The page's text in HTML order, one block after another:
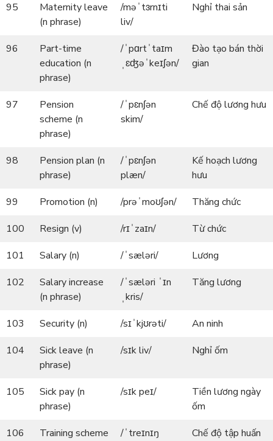
95
Maternity leave
(n phrase)
/məˈtɜrnɪti
liv/
Nghỉ thai sản
96
Part-time
education (n
phrase)
/ˈpɑrtˈtaɪm
ˌɛʤəˈkeɪʃən/
Đào tạo bán thời
gian
97
Pension
scheme (n
phrase)
/ˈpɛnʃən
skim/
Chế độ lương hưu
98
Pension plan (n
phrase)
/ˈpɛnʃən
plæn/
Kế hoạch lương
hưu
99
Promotion (n) /prəˈmoʊʃən/
Thăng chức
100
Resign (v) /rɪˈzaɪn/
Từ chức
101
Salary (n) /ˈsæləri/
Lương
102
Salary increase
(n phrase)
/ˈsæləri ˈɪn
ˌkris/
Tăng lương
103 Security (n) /sɪˈkjʊrəti/
An ninh
104
Sick leave (n
phrase)
/sɪk liv/ Nghỉ ốm
105
Sick pay (n
phrase)
/sɪk peɪ/
Tiền lương ngày
ốm
106
Training scheme /ˈtreɪnɪŋ Chế độ tập huấn